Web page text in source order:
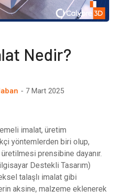
Nedir?
7 Mart 2025
imalat, üretim
yöntemlerden biri olup,
prensibine dayanır.
Destekli Tasarım)
talaşlı imalat gibi
aksine, malzeme eklenerek